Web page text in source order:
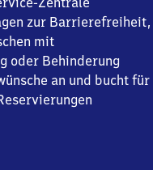
zur Barrierefreiheit,
mit
oder Behinderung
an und bucht für